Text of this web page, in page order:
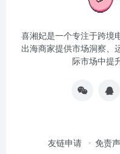
喜湘妃是一个专注于跨境
出海商家提供市场洞察、
际市场中提
友链申请 免责